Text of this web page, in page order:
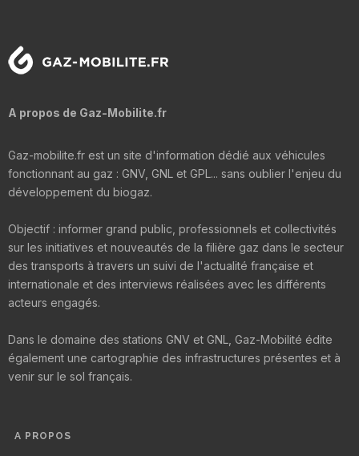
A propos de Gaz-Mobilite.fr
Gaz-mobilite.fr est un site d'information dédié aux véhicules
fonctionnant au gaz : GNV, GNL et GPL... sans oublier l'enjeu du
développement du biogaz.
Objectif : informer grand public, professionnels et collectivités
sur les initiatives et nouveautés de la filière gaz dans le secteur
des transports à travers un suivi de l'actualité française et
internationale et des interviews réalisées avec les différents
acteurs engagés.
Dans le domaine des stations GNV et GNL, Gaz-Mobilité édite
également une cartographie des infrastructures présentes et à
venir sur le sol français.
A PROPOS